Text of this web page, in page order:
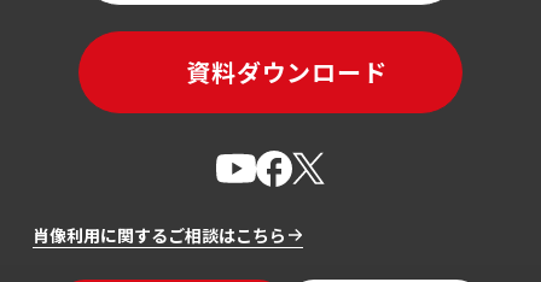
肖像利用に関するご相談はこちら
資料ダウンロード